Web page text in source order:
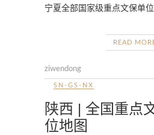
宁夏全部国家级重点文保单
READ
ziwendong
SN-GS-NX
陕西 | 全国重点
位地图